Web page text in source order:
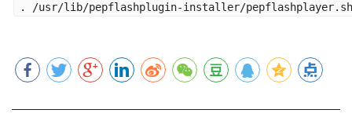
. /usr/lib/pepflashplugin-installer/pepflashplayer.sh